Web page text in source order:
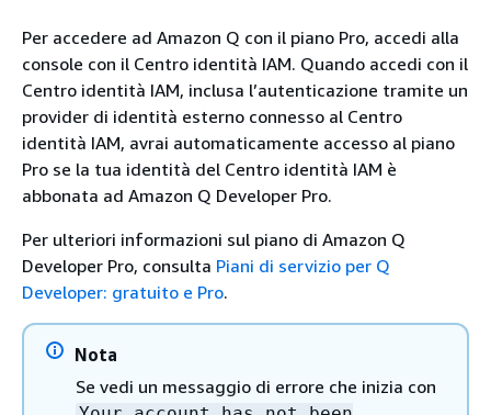
Per accedere ad Amazon Q con il piano Pro, accedi alla
console con il Centro identità IAM. Quando accedi con il
Centro identità IAM, inclusa l’autenticazione tramite un
provider di identità esterno connesso al Centro
identità IAM, avrai automaticamente accesso al piano
Pro se la tua identità del Centro identità IAM è
abbonata ad Amazon Q Developer Pro.
Per ulteriori informazioni sul piano di Amazon Q
Developer Pro, consulta Piani di servizio per Q
Developer: gratuito e Pro.
Nota
Se vedi un messaggio di errore che inizia con